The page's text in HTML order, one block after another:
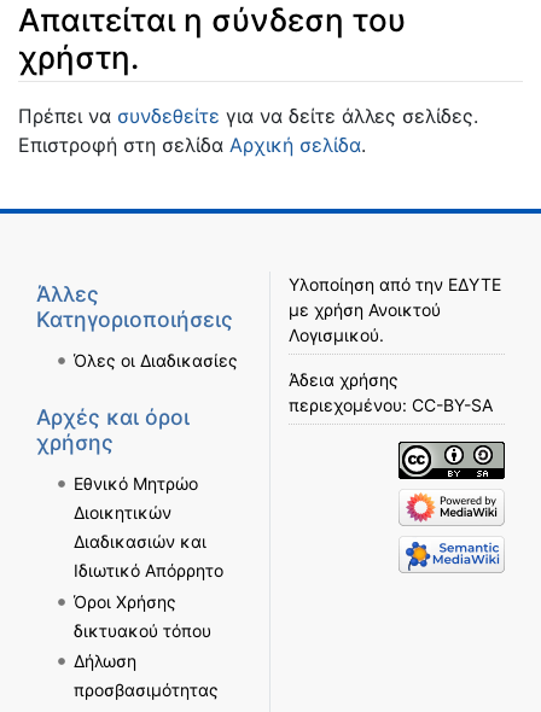
Απαιτείται η σύνδεση του
χρήστη.
Μετάβαση σε:πλοήγηση,αναζήτηση
Πρέπει να συνδεθείτε για να δείτε άλλες σελίδες.
Επιστροφή στη σελίδα Αρχική σελίδα.
Άλλες
Κατηγοριοποιήσεις
Όλες οι Διαδικασίες
Αρχές και όροι
χρήσης
Εθνικό Μητρώο
Διοικητικών
Διαδικασιών και
Ιδιωτικό Απόρρητο
Όροι Χρήσης
δικτυακού τόπου
Δήλωση
προσβασιμότητας
Υλοποίηση από την ΕΔΥΤΕ
με χρήση Ανοικτού
Λογισμικού.
Άδεια χρήσης
περιεχομένου: CC-BY-SA